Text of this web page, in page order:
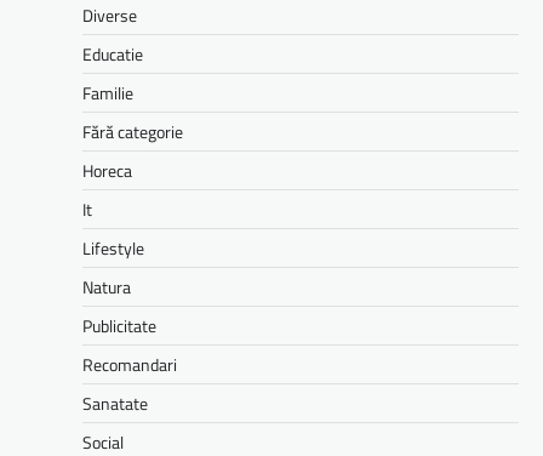
Diverse
Educatie
Familie
Fără categorie
Horeca
It
Lifestyle
Natura
Publicitate
Recomandari
Sanatate
Social